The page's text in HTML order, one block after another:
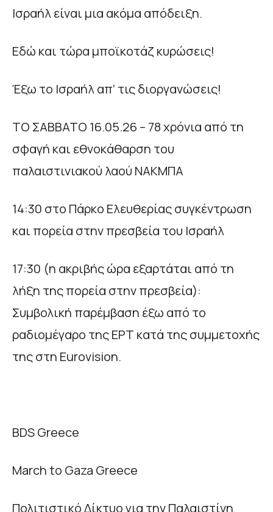
Ισραήλ είναι μια ακόμα απόδειξη.
Εδώ και τώρα μποϊκοτάζ κυρώσεις!
Έξω το Ισραήλ απ’ τις διοργανώσεις!
TO ΣΑΒΒΑΤΟ 16.05.26 – 78 χρόνια από τη
σφαγή και εθνοκάθαρση του
παλαιστινιακού λαού ΝΑΚΜΠΑ
14:30 στο Πάρκο Ελευθερίας συγκέντρωση
και πορεία στην πρεσβεία του Ισραήλ
17:30 (η ακριβής ώρα εξαρτάται από τη
λήξη της πορεία στην πρεσβεία):
Συμβολική παρέμβαση έξω από το
ραδιομέγαρο της ΕΡΤ κατά της συμμετοχής
της στη Eurovision.
BDS Greece
March to Gaza Greece
Πολιτιστικό Δίκτυο για την Παλαιστίνη